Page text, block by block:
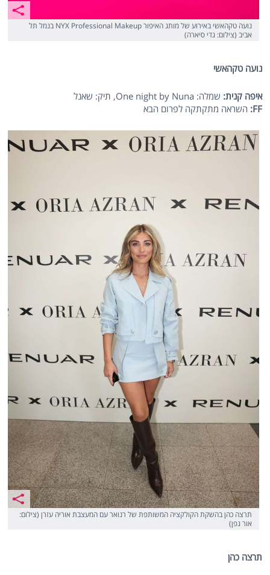
נועה טקהאשי באירוע של מותג האיפור NYX Professional Makeup בנמל תל
אביב (צילום: גדי סיארה)
נועה טקהאשי
איפה קנית: שמלה: One night by Nuna, תיק: שאנל
FF
: השראה מתקתקה לפרום הבא
תרצה כהן בהשקת הקולקציה המשותפת של רנואר עם המעצבת אוריה עזרן (צילום:
אור גפן)
תרצה כהן